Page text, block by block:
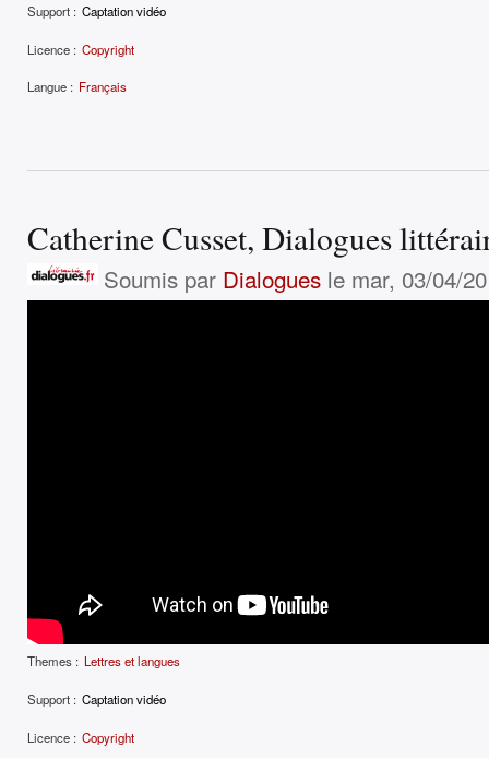
Support : Captation vidéo
Licence : Copyright
Langue : Français
Catherine Cusset, Dialogues
Soumis par Dialoguesle mar, 03/04/
Themes : Lettres et langues
Support : Captation vidéo
Licence : Copyright